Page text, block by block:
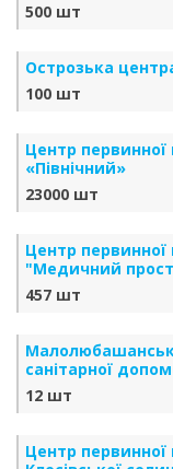
500 шт
Острозька
100 шт
Центр
«Північний»
23000 шт
Центр
"Медичний
457 шт
санітарної
12 шт
Центр